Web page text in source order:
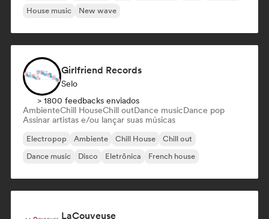
House music
New wave
Girlfriend Records
Selo
> 1800 feedbacks enviados
AmbienteChill HouseChill outDance musicDance pop
Assinar artistas e/ou lançar suas músicas
Electropop Ambiente Chill House
Chill out
Dance music
Disco Eletrônica French house
LaCouveuse